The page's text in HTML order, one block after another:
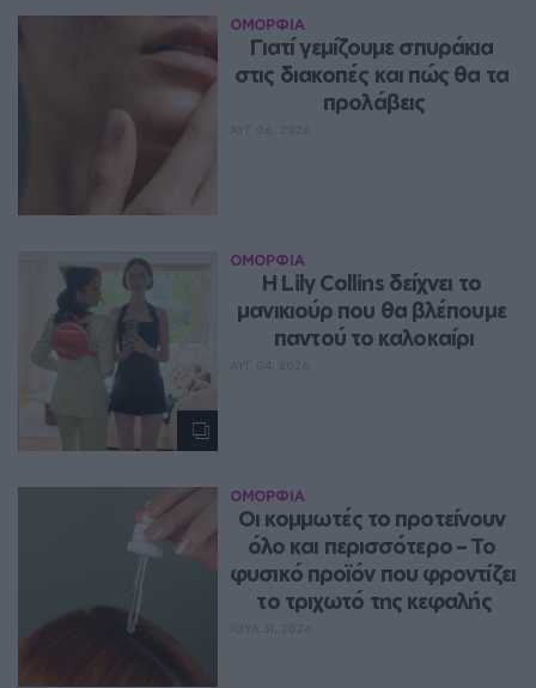
ΟΜΟΡΦΙΑ
Γιατί γεμίζουμε σπυράκια
στις διακοπές και πώς θα τα
προλάβεις
ΟΜΟΡΦΙΑ
Η Lily Collins δείχνει το
μανικιούρ που θα βλέπουμε
παντού το καλοκαίρι
ΟΜΟΡΦΙΑ
Οι κομμωτές το προτείνουν
όλο και περισσότερο – Το
φυσικό προϊόν που φροντίζει
το τριχωτό της κεφαλής